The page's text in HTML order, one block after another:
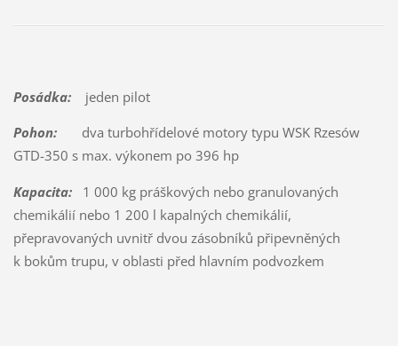
Posádka:jeden pilot
Pohon:dva turbohřídelové motory typu WSK Rzesów
GTD-350 s max. výkonem po 396 hp
Kapacita:1 000 kg práškových nebo granulovaných
chemikálií nebo 1 200 l kapalných chemikálií,
přepravovaných uvnitř dvou zásobníků připevněných
k bokům trupu, v oblasti před hlavním podvozkem